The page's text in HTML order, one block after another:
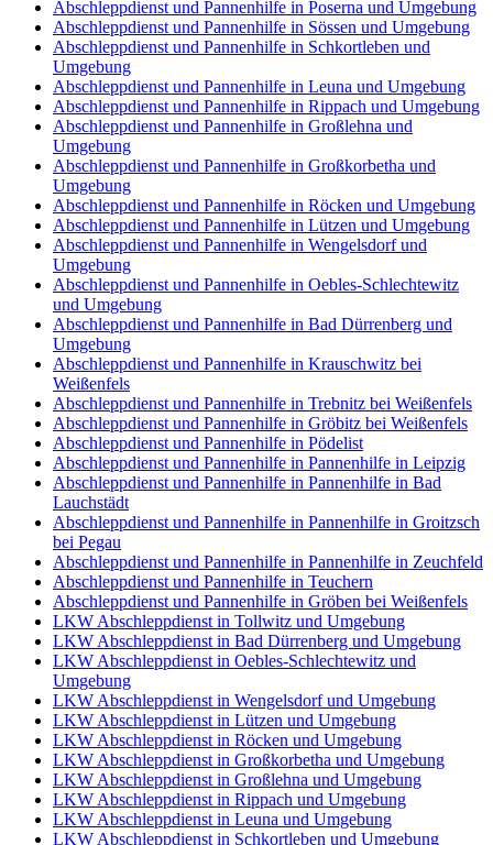
Abschleppdienst und Pannenhilfe in Poserna und Umgebung
Abschleppdienst und Pannenhilfe in Sössen und Umgebung
Abschleppdienst und Pannenhilfe in Schkortleben und
Umgebung
Abschleppdienst und Pannenhilfe in Leuna und Umgebung
Abschleppdienst und Pannenhilfe in Rippach und Umgebung
Abschleppdienst und Pannenhilfe in Großlehna und
Umgebung
Abschleppdienst und Pannenhilfe in Großkorbetha und
Umgebung
Abschleppdienst und Pannenhilfe in Röcken und Umgebung
Abschleppdienst und Pannenhilfe in Lützen und Umgebung
Abschleppdienst und Pannenhilfe in Wengelsdorf und
Umgebung
Abschleppdienst und Pannenhilfe in Oebles-Schlechtewitz
und Umgebung
Abschleppdienst und Pannenhilfe in Bad Dürrenberg und
Umgebung
Abschleppdienst und Pannenhilfe in Krauschwitz bei
Weißenfels
Abschleppdienst und Pannenhilfe in Trebnitz bei Weißenfels
Abschleppdienst und Pannenhilfe in Gröbitz bei Weißenfels
Abschleppdienst und Pannenhilfe in Pödelist
Abschleppdienst und Pannenhilfe in Pannenhilfe in Leipzig
Abschleppdienst und Pannenhilfe in Pannenhilfe in Bad
Lauchstädt
Abschleppdienst und Pannenhilfe in Pannenhilfe in Groitzsch
bei Pegau
Abschleppdienst und Pannenhilfe in Pannenhilfe in Zeuchfeld
Abschleppdienst und Pannenhilfe in Teuchern
Abschleppdienst und Pannenhilfe in Gröben bei Weißenfels
LKW Abschleppdienst in Tollwitz und Umgebung
LKW Abschleppdienst in Bad Dürrenberg und Umgebung
LKW Abschleppdienst in Oebles-Schlechtewitz und
Umgebung
LKW Abschleppdienst in Wengelsdorf und Umgebung
LKW Abschleppdienst in Lützen und Umgebung
LKW Abschleppdienst in Röcken und Umgebung
LKW Abschleppdienst in Großkorbetha und Umgebung
LKW Abschleppdienst in Großlehna und Umgebung
LKW Abschleppdienst in Rippach und Umgebung
LKW Abschleppdienst in Leuna und Umgebung
LKW Abschleppdienst in Schkortleben und Umgebung